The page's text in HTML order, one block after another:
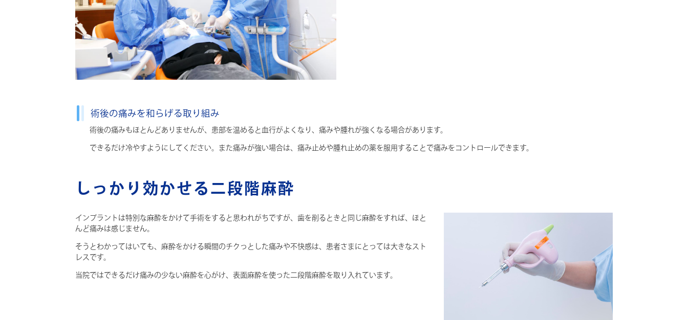
術後の痛みを和らげる取り組み
術後の痛みもほとんどありませんが、患部を温めると血行がよくなり、痛みや腫れが強くなる場合があります。
できるだけ冷やすようにしてください。また痛みが強い場合は、痛み止めや腫れ止めの薬を服用することで痛みをコントロールできます。
しっかり効かせる二段階麻酔
インプラントは特別な麻酔をかけて手術をすると思われがちですが、歯を削るときと同じ麻酔をすれば、ほと
んど痛みは感じません。
そうとわかってはいても、麻酔をかける瞬間のチクっとした痛みや不快感は、患者さまにとっては大きなスト
レスです。
当院ではできるだけ痛みの少ない麻酔を心がけ、表面麻酔を使った二段階麻酔を取り入れています。